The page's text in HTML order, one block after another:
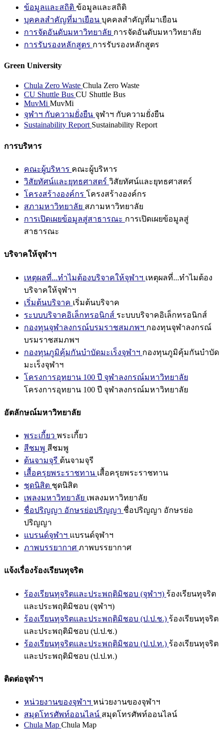
ข้อมูลและสถิติ ข้อมูลและสถิติ
บุคคลสำคัญที่มาเยือน บุคคลสำคัญที่มาเยือน
การจัดอันดับมหาวิทยาลัย การจัดอันดับมหาวิทยาลัย
การรับรองหลักสูตร การรับรองหลักสูตร
Green University
Chula Zero Waste Chula Zero Waste
CU Shuttle Bus CU Shuttle Bus
MuvMi MuvMi
จุฬาฯ กับความยั่งยืน จุฬาฯ กับความยั่งยืน
Sustainability Report Sustainability Report
การบริหาร
คณะผู้บริหาร คณะผู้บริหาร
วิสัยทัศน์และยุทธศาสตร์ วิสัยทัศน์และยุทธศาสตร์
โครงสร้างองค์กร โครงสร้างองค์กร
สภามหาวิทยาลัย สภามหาวิทยาลัย
การเปิดเผยข้อมูลสู่สาธารณะ การเปิดเผยข้อมูลสู่
สาธารณะ
บริจาคให้จุฬาฯ
เหตุผลที่...ทำไมต้องบริจาคให้จุฬาฯ เหตุผลที่...ทำไมต้อง
บริจาคให้จุฬาฯ
เริ่มต้นบริจาค เริ่มต้นบริจาค
ระบบบริจาคอิเล็กทรอนิกส์ ระบบบริจาคอิเล็กทรอนิกส์
กองทุนจุฬาลงกรณ์บรมราชสมภพฯ กองทุนจุฬาลงกรณ์
บรมราชสมภพฯ
กองทุนภูมิคุ้มกันบำบัดมะเร็งจุฬาฯ กองทุนภูมิคุ้มกันบำบัด
มะเร็งจุฬาฯ
โครงการอุทยาน 100 ปี จุฬาลงกรณ์มหาวิทยาลัย
โครงการอุทยาน 100 ปี จุฬาลงกรณ์มหาวิทยาลัย
อัตลักษณ์มหาวิทยาลัย
พระเกี้ยว พระเกี้ยว
สีชมพู สีชมพู
ต้นจามจุรี ต้นจามจุรี
เสื้อครุยพระราชทาน เสื้อครุยพระราชทาน
ชุดนิสิต ชุดนิสิต
เพลงมหาวิทยาลัย เพลงมหาวิทยาลัย
ชื่อปริญญา อักษรย่อปริญญา ชื่อปริญญา อักษรย่อ
ปริญญา
แบรนด์จุฬาฯ แบรนด์จุฬาฯ
ภาพบรรยากาศ ภาพบรรยากาศ
แจ้งเรื่องร้องเรียนทุจริต
ร้องเรียนทุจริตและประพฤติมิชอบ (จุฬาฯ) ร้องเรียนทุจริต
และประพฤติมิชอบ (จุฬาฯ)
ร้องเรียนทุจริตและประพฤติมิชอบ (ป.ป.ช.) ร้องเรียนทุจริต
และประพฤติมิชอบ (ป.ป.ช.)
ร้องเรียนทุจริตและประพฤติมิชอบ (ป.ป.ท.) ร้องเรียนทุจริต
และประพฤติมิชอบ (ป.ป.ท.)
ติดต่อจุฬาฯ
หน่วยงานของจุฬาฯ หน่วยงานของจุฬาฯ
สมุดโทรศัพท์ออนไลน์ สมุดโทรศัพท์ออนไลน์
Chula Map Chula Map